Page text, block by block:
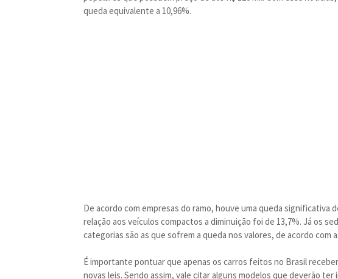
queda equivalente a 10,96%.
De acordo com empresas do ramo, houve uma queda significativa
relação aos veículos compactos a diminuição foi de 13,7%. Já os
categorias são as que sofrem a queda nos valores, de acordo com
É importante pontuar que apenas os carros feitos no Brasil
novas leis. Sendo assim, vale citar alguns modelos que deverão